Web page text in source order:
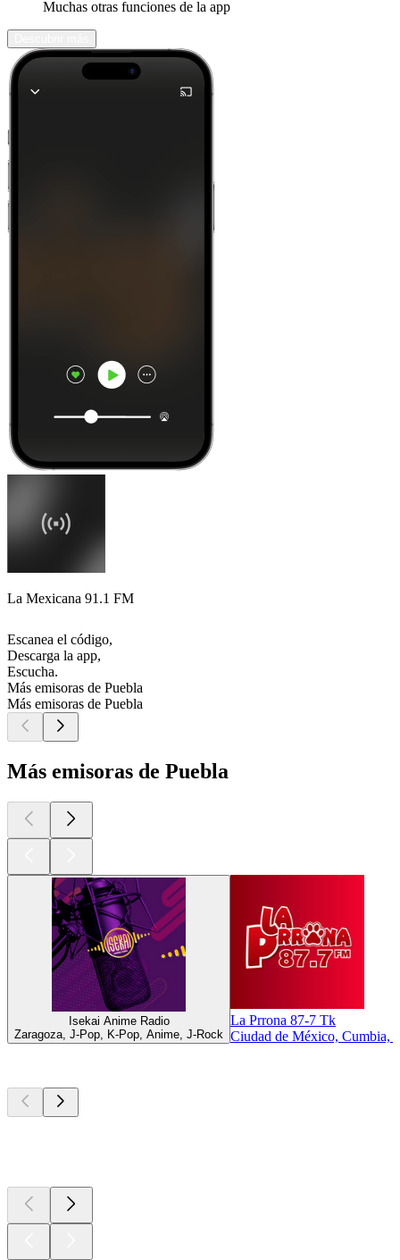
Muchas otras funciones de la app
La Mexicana 91.1 FM
Escanea el código,
Descarga la app,
Escucha.
Más emisoras de Puebla
Más emisoras de Puebla
Más emisoras de Puebla
Isekai Anime Radio
Zaragoza, J-Pop, K-Pop, Anime, J-Rock
La Prrona 87-7 Tk
Ciudad de México, Cumbia,